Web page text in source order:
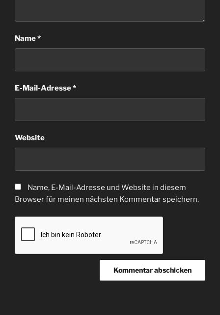
Name*
E-Mail-Adresse*
Website
Name, E-Mail-Adresse und Website in diesem
Browser für meinen nächsten Kommentar speichern.